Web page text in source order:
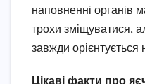
наповненні органів
трохи зміщуватися,
завжди орієнтується